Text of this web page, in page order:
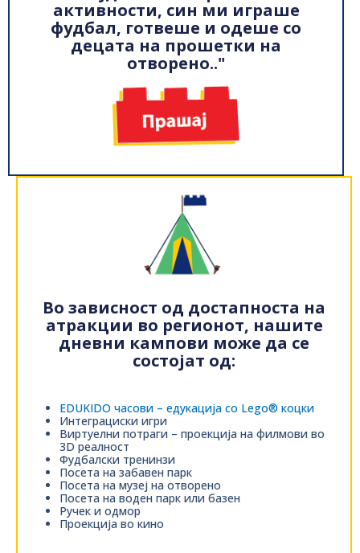
активности, син ми играше
фудбал, готвеше и одеше со
децата на прошетки на
отворено.."
Во зависност од достапноста на
атракции во регионот, нашите
дневни кампови може да се
состојат од:
EDUKIDO часови – едукација со Lego® коцки
Интеграциски игри
Виртуeлни потраги – проекција на филмови во
3D реалност
Фудбалски тренинзи
Посета на забавен парк
Посета на музеј на отворено
Посета на воден парк или базен
Ручек и одмор
Проекција во кино